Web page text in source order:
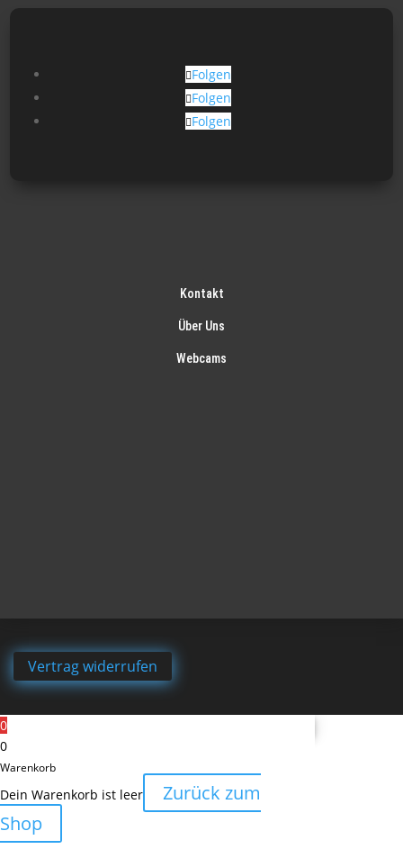
Folgen
Folgen
Folgen
Kontakt
Über Uns
Webcams
Vertrag widerrufen
0
0
Warenkorb
Dein Warenkorb ist leer
Zurück zum
Shop